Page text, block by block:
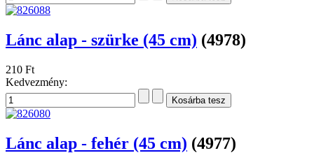
Lánc alap - szürke (45 cm) (4978)
210 Ft
Kedvezmény:
Lánc alap - fehér (45 cm) (4977)